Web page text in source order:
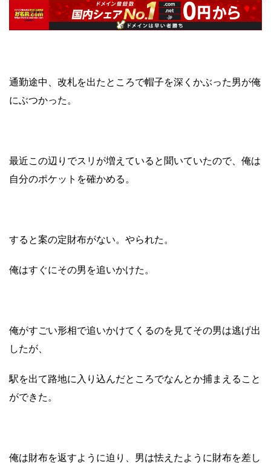
通勤途中、改札を出たところで帽子を深くかぶった男が俺
にぶつかった。
最近この辺りでスリが増えていると聞いていたので、俺は
自分のポケットを確かめる。
すると案の定財布がない。やられた。
俺はすぐにその男を追いかけた。
俺がすごい形相で追いかけてくるのを見てその男は逃げ出
したが、
駅を出て路地に入り込んだところでなんとか捕まえること
ができた。
俺は財布を返すように迫り、 男は怯えたように財布を差し